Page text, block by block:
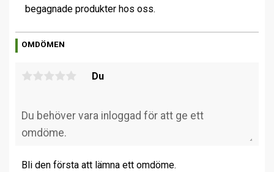
begagnade produkter hos oss.
OMDÖMEN
Du
Bli den första att lämna ett omdöme.